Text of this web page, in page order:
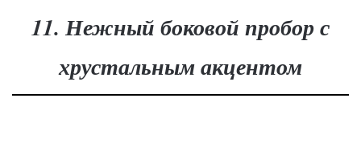
11. Нежный боковой пробор с
хрустальным акцентом